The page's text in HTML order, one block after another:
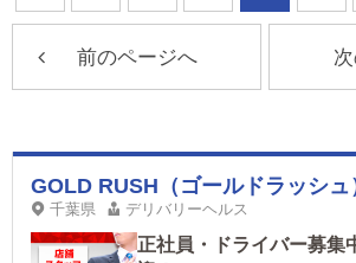
前のページへ
GOLD RUSH（ゴールドラッシュ
千葉県 デリバリーヘルス
正社員・ドライバー募集